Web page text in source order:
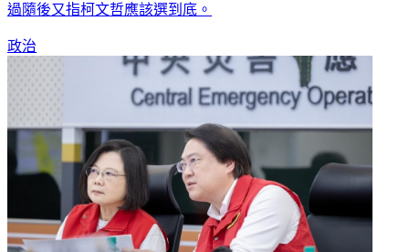
過隨後又指柯文哲應該選到底。
政治